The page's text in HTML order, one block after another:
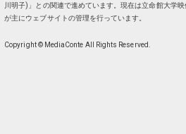
川明子)」との関連で進めています。現在は立命館大学
が主にウェブサイトの管理を行っています。
Copyright © MediaConte All Rights Reserved.